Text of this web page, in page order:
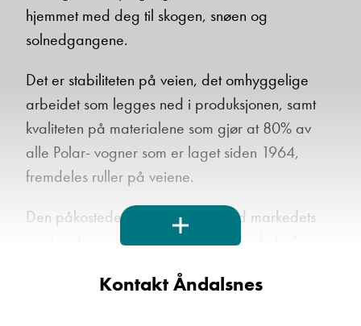
Ta kontakt
Lurer du på noe? Spør!
hjemmet med deg til skogen, snøen og
solnedgangene.
Det er stabiliteten på veien, det omhyggelige
arbeidet som legges ned i produksjonen, samt
kvaliteten på materialene som gjør at 80% av
alle Polar- vogner som er laget siden 1964,
fremdeles ruller på veiene.
Den påkostede konstruksjonen med markedets
mest vridningsstive karosseri gir sikkerhet på
En av hemmelighetene er at skjøtene i gulvfineren
Kontakt Åndalsnes